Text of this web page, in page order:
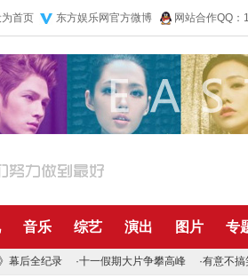
首页 东方娱乐网官方微博 网站合作QQ
音乐 综艺 演出 图片 专
幕后全纪录 ·十一假期大片争攀高峰 ·有意不搞